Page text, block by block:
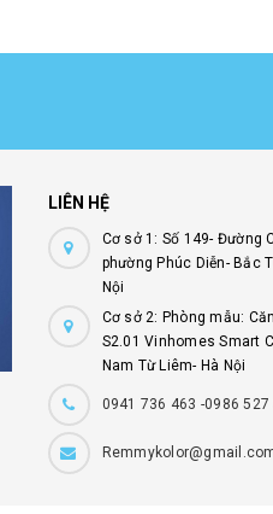
LIÊN HỆ
Cơ sở 1: Số 149- Đường
phường Phúc Diễn- Bắc
Nội
Cơ sở 2: Phòng mẫu:
S2.01 Vinhomes Smart
Nam Từ Liêm- Hà Nội
0941 736 463 -0986 527